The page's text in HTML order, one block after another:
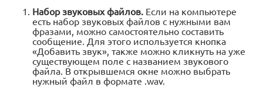
Набор звуковых файлов. Если на компьютере
есть набор звуковых файлов с нужными вам
фразами, можно самостоятельно составить
сообщение. Для этого используется кнопка
«Добавить звук», также можно кликнуть на уже
существующем поле с названием звукового
файла. В открывшемся окне можно выбрать
нужный файл в формате .wav.